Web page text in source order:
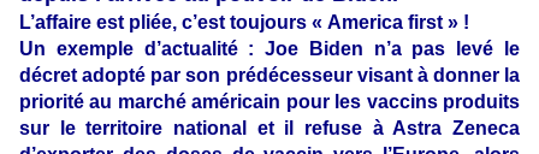
L’affaire est pliée, c’est toujours « America first » !
Un exemple d’actualité : Joe Biden n’a pas levé le
décret adopté par son prédécesseur visant à donner la
priorité au marché américain pour les vaccins produits
sur le territoire national et il refuse à Astra Zeneca